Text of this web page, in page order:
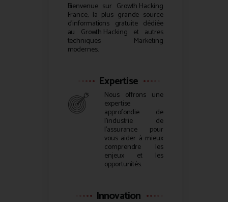
Bienvenue sur Growth Hacking
France, la plus grande source
d’informations gratuite dédiée
au Growth Hacking et autres
techniques Marketing
modernes.
Expertise
Nous offrons une
expertise
approfondie de
l’industrie de
l’assurance pour
vous aider à mieux
comprendre les
enjeux et les
opportunités.
Innovation